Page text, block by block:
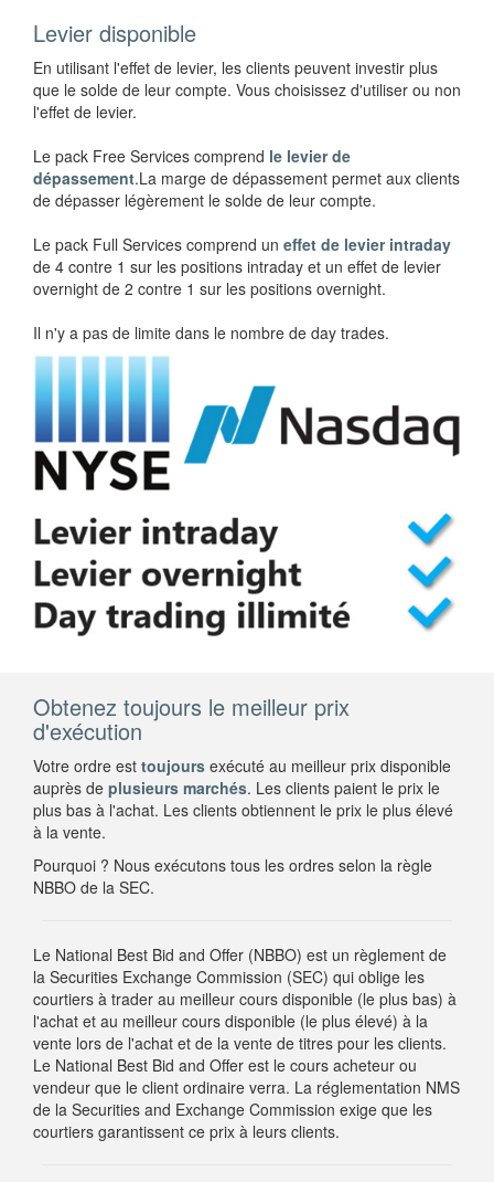
Levier disponible
En utilisant l'effet de levier, les clients peuvent investir plus
que le solde de leur compte. Vous choisissez d'utiliser ou non
l'effet de levier.
Le pack Free Services comprend le levier de
dépassement.La marge de dépassement permet aux clients
de dépasser légèrement le solde de leur compte.
Le pack Full Services comprend un effet de levier intraday
de 4 contre 1 sur les positions intraday et un effet de levier
overnight de 2 contre 1 sur les positions overnight.
Il n'y a pas de limite dans le nombre de day trades.
Obtenez toujours le meilleur prix
d'exécution
Votre ordre est toujours exécuté au meilleur prix disponible
auprès de plusieurs marchés. Les clients paient le prix le
plus bas à l'achat. Les clients obtiennent le prix le plus élevé
à la vente.
Pourquoi ? Nous exécutons tous les ordres selon la règle
NBBO de la SEC.
Le National Best Bid and Offer (NBBO) est un règlement de
la Securities Exchange Commission (SEC) qui oblige les
courtiers à trader au meilleur cours disponible (le plus bas) à
l'achat et au meilleur cours disponible (le plus élevé) à la
vente lors de l'achat et de la vente de titres pour les clients.
Le National Best Bid and Offer est le cours acheteur ou
vendeur que le client ordinaire verra. La réglementation NMS
de la Securities and Exchange Commission exige que les
courtiers garantissent ce prix à leurs clients.